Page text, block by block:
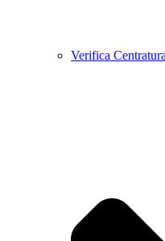
Verifica